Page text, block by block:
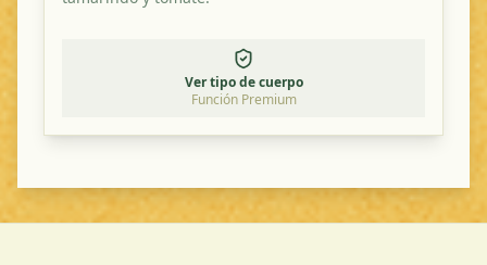
Ver tipo de cuerpo
Función Premium